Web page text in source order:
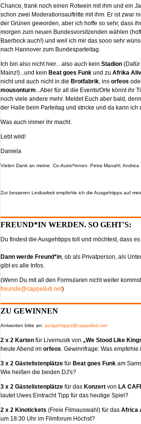
Chance, trank noch einen Rotwein mit ihm und ein
schon zwei Moderationsauftritte mit ihm. Er ist zwar
der Grünen geworden, aber ich hoffe so sehr, dass
morgen zum neuen Bundesvorsitzenden wählen
Baerbock auch!) und weil ich mir das sooo sehr
nach Hannover zum Bundesparteitag.
Ich bin also nicht hier... also auch kein Stadion(Dafür
Mainz!)...und kein Beat goes Funkund zu Afrika
nicht und auch nicht in die Brotfabrik, ins orfeos
mousonturm ...Aber für all die Events/Orte könnt ihr
noch viele andere mehr. Meldet Euch aber bald,
der Halle beim Parteitag und stricke und da kann ich
Was auch immer ihr macht.
Lebt wild!
Daniela
Vielen Dank an meine Co-Autor*innen: Petra Manahl, Andrea
Zur besseren Lesbarkeit empfehle ich die Ausgehtipps auf
FREUND*IN WERDEN. SO GEHT'S:
Du findest die Ausgehtipps toll und möchtest, dass
Dann werde Freund*in, ob als Privatperson, als
gibt es alle Infos.
(Wenn Du mit all den Formularen nicht weiter
freunde@cappelluti.net)
ZU GEWINNEN
Antworten bitte an: ausgehtipps@cappelluti.net
2 x 2 Kartenfür Livemusik von „We Stood Like
heute Abend im orfeos. Gewinnfrage: Was
3 x 2 Gästelistenplätzefür Beat goes Funk am
Wie heißen die beiden DJ's?
3 x 2 Gästelistenplätzefür das Konzertvon LA
lautet Uwes Eintracht Tipp für das heutige Spiel?
2 x 2 Kinotickets (Freie Filmauswahl) für das Africa
um 18:30 Uhr im Filmforum Höchst?